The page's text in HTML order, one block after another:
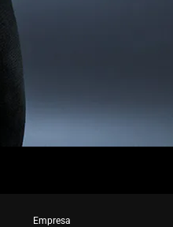
Empresa